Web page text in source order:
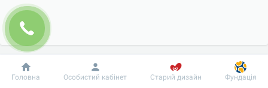
Добробут Інформація Пацієнту
Головна Особистий кабінет Старий дизайн Фундація